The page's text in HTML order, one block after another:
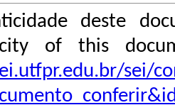
deste
of this
sei/